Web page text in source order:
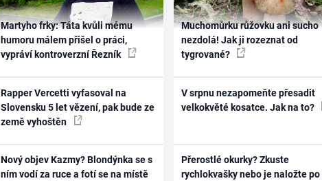
Martyho frky: Táta kvůli mému
humoru málem přišel o práci,
vypráví kontroverzní Řezník
Rapper Vercetti vyfasoval na
Slovensku 5 let vězení, pak bude ze
země vyhoštěn
Nový objev Kazmy? Blondýnka se s
ním vodí za ruce a fotí se na místě
Muchomůrku růžovku ani sucho
nezdolá! Jak ji rozeznat od
tygrované?
V srpnu nezapomeňte přesadit
velkokvěté kosatce. Jak na to?
Přerostlé okurky? Zkuste
rychlokvašky nebo je naložte po